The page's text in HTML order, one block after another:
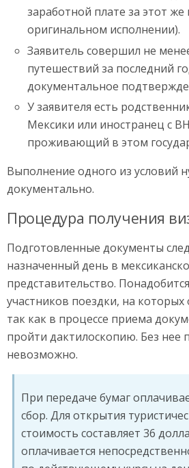
заработной плате за этот
оригинальном исполнении).
Заявитель совершил не
путешествий за последний
документальное
У заявителя есть
Мексики или иностранец с
проживающий в этом
Выполнение одного из условий
документально.
Процедура получения
Подготовленные документы
назначенный день в
представительство.
участников поездки, на которых
так как в процессе приема
пройти дактилоскопию. Без нее
невозможно.
При передаче бумаг
сбор. Для открытия
стоимость составляет 36
оплачивается